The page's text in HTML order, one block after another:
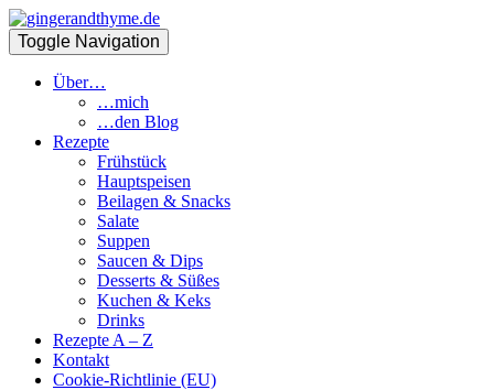
Toggle Navigation
Über…
…mich
…den Blog
Rezepte
Frühstück
Hauptspeisen
Beilagen & Snacks
Salate
Suppen
Saucen & Dips
Desserts & Süßes
Kuchen & Keks
Drinks
Rezepte A – Z
Kontakt
Cookie-Richtlinie (EU)